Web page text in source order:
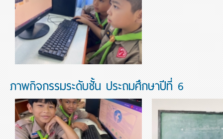
thumbnail-031524.jpg
วิชาคอมพิวเตอร์
ภาพกิจกรรมระดับชั้น ประถมศึกษาปีที่ 6
วิชาคอมพิวเตอร์ ป.6 เรื่อง การติดต่อ
วิชาสังคมศึกษา ป